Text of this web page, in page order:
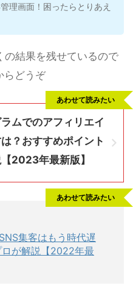
理画面！困ったらとりあえ
の結果を残せているので
らどうぞ
ムでのアフィリエイ
？おすすめポイント
2023年最新版】
あわせて読みたい
集客はもう時代遅
が解説【2022年最
あわせて読みたい